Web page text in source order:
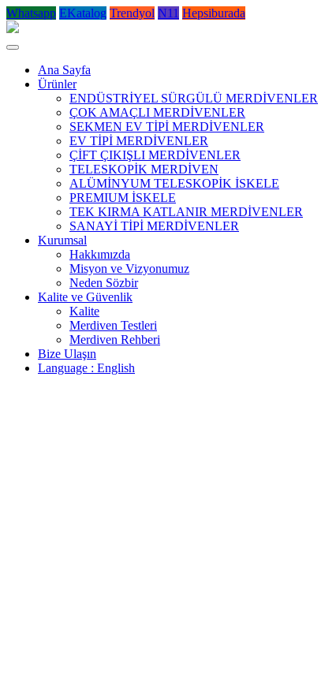
Whatsapp EKatalog Trendyol N11 Hepsiburada
Ana Sayfa
Ürünler
ENDÜSTRİYEL SÜRGÜLÜ MERDİVENLER
ÇOK AMAÇLI MERDİVENLER
SEKMEN EV TİPİ MERDİVENLER
EV TİPİ MERDİVENLER
ÇİFT ÇIKIŞLI MERDİVENLER
TELESKOPİK MERDİVEN
ALÜMİNYUM TELESKOPİK İSKELE
PREMIUM İSKELE
TEK KIRMA KATLANIR MERDİVENLER
SANAYİ TİPİ MERDİVENLER
Kurumsal
Hakkımızda
Misyon ve Vizyonumuz
Neden Sözbir
Kalite ve Güvenlik
Kalite
Merdiven Testleri
Merdiven Rehberi
Bize Ulaşın
Language : English